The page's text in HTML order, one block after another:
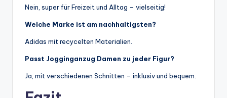
Nein, super für Freizeit und Alltag – vielseitig!
Welche Marke ist am nachhaltigsten?
Adidas mit recycelten Materialien.
Passt Jogginganzug Damen zu jeder Figur?
Ja, mit verschiedenen Schnitten – inklusiv und bequem.